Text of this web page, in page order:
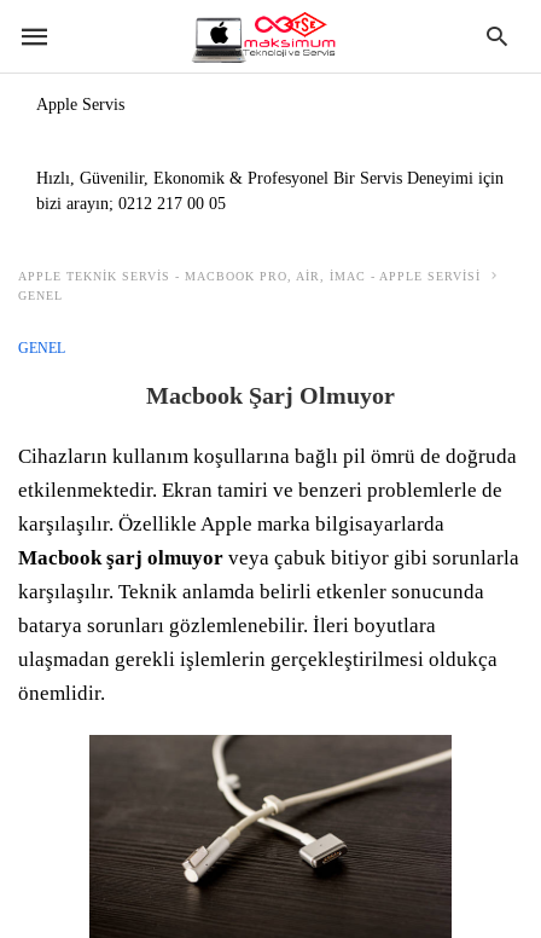
Apple Servis
Hızlı, Güvenilir, Ekonomik & Profesyonel Bir Servis Deneyimi için
bizi arayın; 0212 217 00 05
APPLE TEKNIK SERVIS - MACBOOK PRO, AIR, IMAC - APPLE SERVISI
GENEL
GENEL
Macbook Şarj Olmuyor
Cihazların kullanım koşullarına bağlı pil ömrü de doğruda
etkilenmektedir. Ekran tamiri ve benzeri problemlerle de
karşılaşılır. Özellikle Apple marka bilgisayarlarda
Macbook şarj olmuyor veya çabuk bitiyor gibi sorunlarla
karşılaşılır. Teknik anlamda belirli etkenler sonucunda
batarya sorunları gözlemlenebilir. İleri boyutlara
ulaşmadan gerekli işlemlerin gerçekleştirilmesi oldukça
önemlidir.